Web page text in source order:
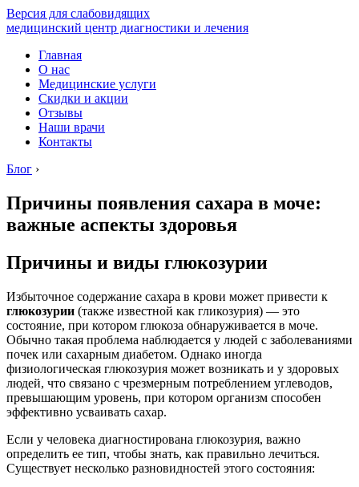
Версия для слабовидящих
медицинский центр диагностики и лечения
Главная
О нас
Медицинские услуги
Скидки и акции
Отзывы
Наши врачи
Контакты
Блог ›
Причины появления сахара в моче:
важные аспекты здоровья
Причины и виды глюкозурии
Избыточное содержание сахара в крови может привести к
глюкозурии (также известной как гликозурия) — это
состояние, при котором глюкоза обнаруживается в моче.
Обычно такая проблема наблюдается у людей с заболеваниями
почек или сахарным диабетом. Однако иногда
физиологическая глюкозурия может возникать и у здоровых
людей, что связано с чрезмерным потреблением углеводов,
превышающим уровень, при котором организм способен
эффективно усваивать сахар.
Если у человека диагностирована глюкозурия, важно
определить ее тип, чтобы знать, как правильно лечиться.
Существует несколько разновидностей этого состояния: